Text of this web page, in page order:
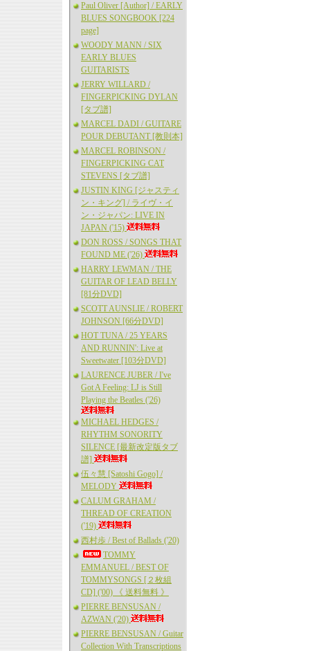
Paul Oliver [Author] / EARLY
BLUES SONGBOOK [224
page]
WOODY MANN / SIX
EARLY BLUES
GUITARISTS
JERRY WILLARD /
FINGERPICKING DYLAN
[タブ譜]
MARCEL DADI / GUITARE
POUR DEBUTANT [教則本]
MARCEL ROBINSON /
FINGERPICKING CAT
STEVENS [タブ譜]
JUSTIN KING [ジャスティ
ン・キング] / ライヴ・イ
ン・ジャパン: LIVE IN
JAPAN ('15)
DON ROSS / SONGS THAT
FOUND ME ('26)
HARRY LEWMAN / THE
GUITAR OF LEAD BELLY
[81分DVD]
SCOTT AUNSLIE / ROBERT
JOHNSON [66分DVD]
HOT TUNA / 25 YEARS
AND RUNNIN': Live at
Sweetwater [103分DVD]
LAURENCE JUBER / I've
Got A Feeling: LJ is Still
Playing the Beatles ('26)
MICHAEL HEDGES /
RHYTHM SONORITY
SILENCE [最新改定版タブ
譜]
伍々慧 [Satoshi Gogo] /
MELODY
CALUM GRAHAM /
THREAD OF CREATION
('19)
西村歩 / Best of Ballads ('20)
TOMMY
EMMANUEL / BEST OF
TOMMYSONGS [２枚組
CD] ('00) 《 送料無料 》
PIERRE BENSUSAN /
AZWAN ('20)
PIERRE BENSUSAN / Guitar
Collection With Transcriptions